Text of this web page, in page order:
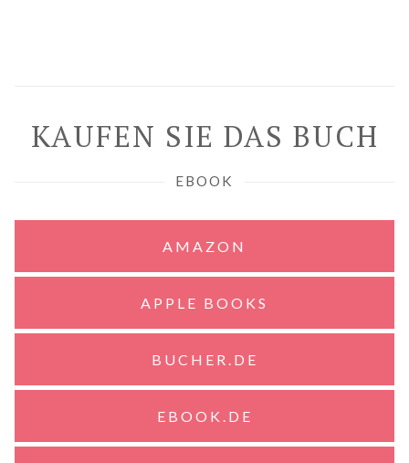
KAUFEN SIE DAS BUCH
EBOOK
AMAZON
APPLE BOOKS
BUCHER.DE
EBOOK.DE